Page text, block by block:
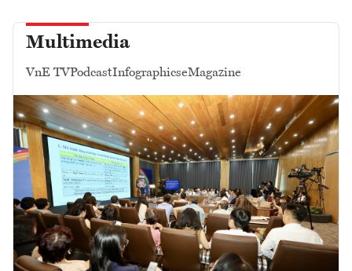
Multimedia
VnE TVPodcastInfographicseMagazine